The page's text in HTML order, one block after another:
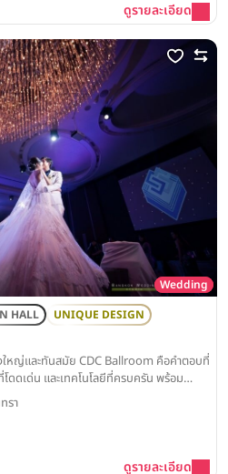
ดูรายละเอียด
Wedding
HALL UNIQUE DESIGN
หญ่และทันสมัย CDC Ballroom คือคำตอบที่
ดเด่น และเทคโนโลยีที่ครบครัน พร้อม
อย่างน่าประทับใจ
รา
ดูรายละเอียด